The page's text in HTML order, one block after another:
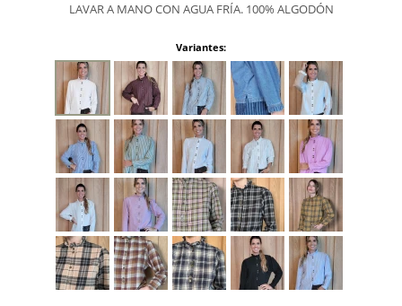
LAVAR A MANO CON AGUA FRÍA. 100% ALGODÓN
Variantes: